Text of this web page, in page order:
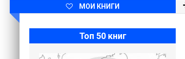
МОИ КНИГИ
Топ 50 книг